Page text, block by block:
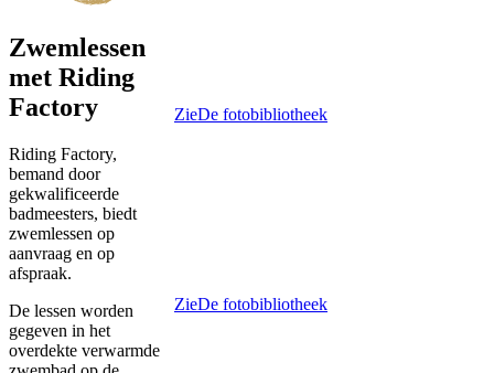
Zwemlessen
met Riding
Factory
Riding Factory,
bemand door
gekwalificeerde
badmeesters, biedt
zwemlessen op
aanvraag en op
afspraak.
De lessen worden
gegeven in het
overdekte verwarmde
ZieDe fotobibliotheek
ZieDe fotobibliotheek